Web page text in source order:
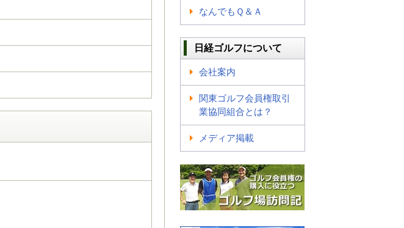
なんでもＱ＆Ａ
日経ゴルフについて
会社案内
関東ゴルフ会員権取引
業協同組合とは？
メディア掲載